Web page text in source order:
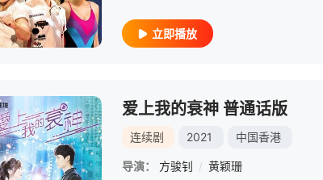
立即播放
爱上我的衰神 普通话版
连续剧 2021 中国香港
导演： 方骏钊 / 黄颖珊